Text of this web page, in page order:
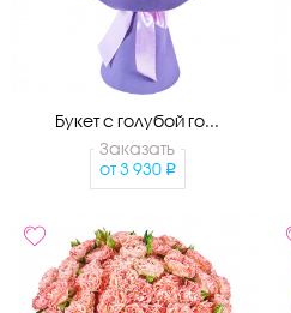
Букет с голубой го...
Заказать
от 3 930